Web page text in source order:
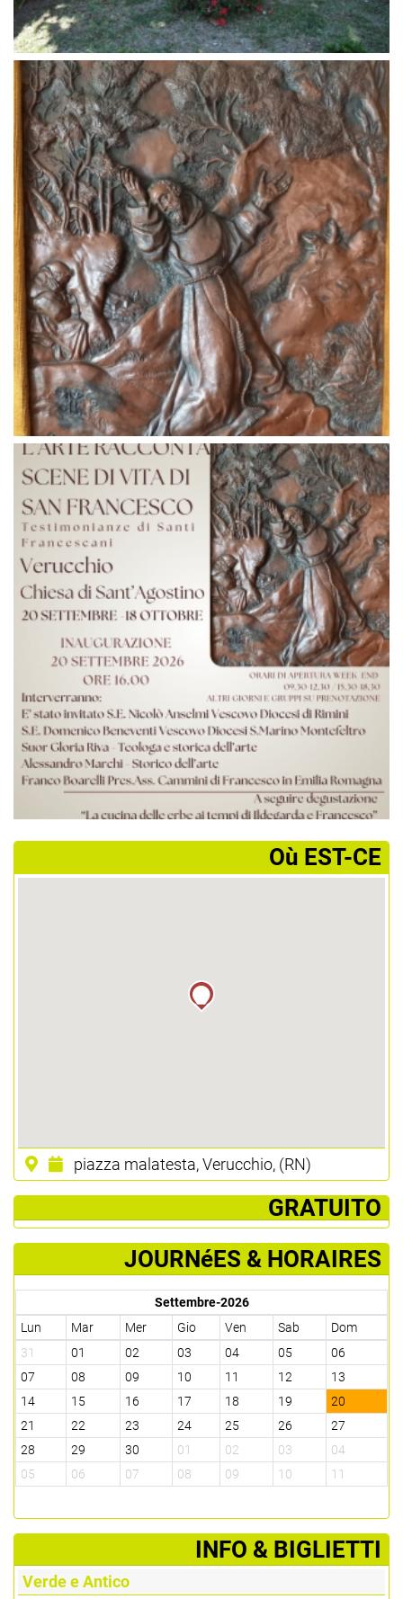
­Où EST-CE
piazza malatesta, Verucchio, (RN)
­ GRATUITO
JOURNéES & HORAIRES
Settembre-2026
Lun
Mar Mer Gio Ven Sab
Dom
31
01 02 03 04 05
06
07
08 09 10 11 12
13
14
15 16 17 18 19
20
21
22 23 24 25 26
27
28
29 30 01 02 03
04
05
06 07 08 09 10 11
­INFO & BIGLIETTI
Verde e Antico